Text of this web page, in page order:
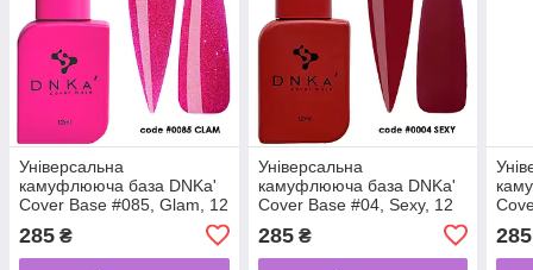
Універсальна
камуфлююча база DNKa'
Cover Base #085, Glam, 12
285 ₴
Універсальна
камуфлююча база DNKa'
Cover Base #04, Sexy, 12
285₴ 285